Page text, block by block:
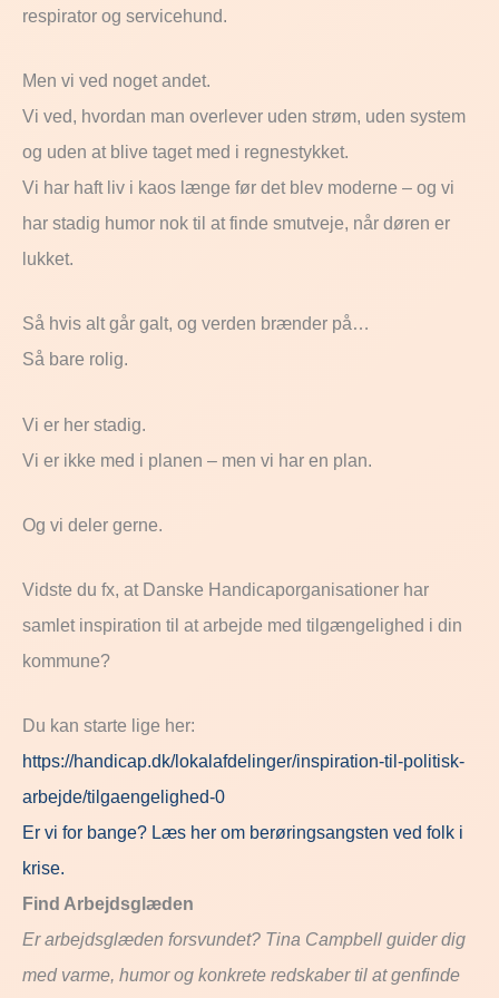
respirator og servicehund.
Men vi ved noget andet.
Vi ved, hvordan man overlever uden strøm, uden system
og uden at blive taget med i regnestykket.
Vi har haft liv i kaos længe før det blev moderne – og vi
har stadig humor nok til at finde smutveje, når døren er
lukket.
Så hvis alt går galt, og verden brænder på…
Så bare rolig.
Vi er her stadig.
Vi er ikke med i planen – men vi har en plan.
Og vi deler gerne.
Vidste du fx, at Danske Handicaporganisationer har
samlet inspiration til at arbejde med tilgængelighed i din
kommune?
Du kan starte lige her:
https://handicap.dk/lokalafdelinger/inspiration-til-politisk-
arbejde/tilgaengelighed-0
Er vi for bange? Læs her om berøringsangsten ved folk i
krise.
Find Arbejdsglæden
Erarbejdsglæden forsvundet? Tina Campbell guiderdig
med varme, humorog konkrete redskabertil atgenfinde